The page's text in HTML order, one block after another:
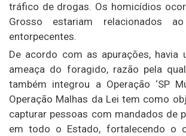
tráfico de drogas. Os homicídios
Grosso estariam relacionados
entorpecentes.
De acordo com as apurações, havia
ameaça do foragido, razão pela
também integrou a Operação ‘SP
Operação Malhas da Lei tem como
capturar pessoas com mandados de
em todo o Estado, fortalecendo o